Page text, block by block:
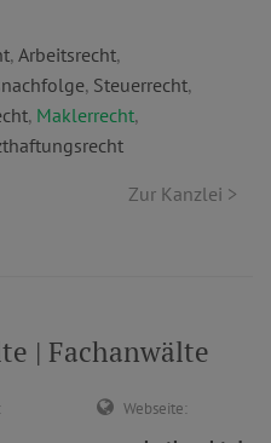
, Arbeitsrecht,
, Steuerrecht,
, Maklerrecht,
Zur Kanzlei >
| Fachanwälte
Webseite: